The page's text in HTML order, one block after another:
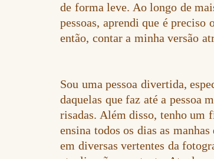
de forma leve. Ao longo de
pessoas, aprendi que é preciso
então, contar a minha versão
Sou uma pessoa divertida,
daquelas que faz até a pessoa
risadas. Além disso, tenho um
ensina todos os dias as
em diversas vertentes da